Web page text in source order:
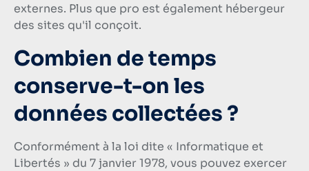
externes. Plus que pro est également hébergeur
des sites qu'il conçoit.
Combien de temps
conserve-t-on les
données collectées ?
Conformément à la loi dite « Informatique et
Libertés » du 7 janvier 1978, vous pouvez exercer